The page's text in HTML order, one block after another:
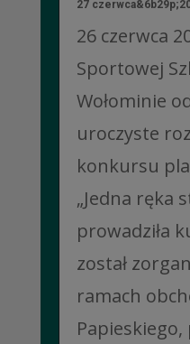
27
26 czerwca
Sportowej
Wołominie
uroczyste
konkursu
„Jedna ręka
prowadziła
został
ramach
Papieskiego,